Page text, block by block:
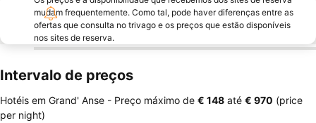
mudam frequentemente. Como tal, pode haver diferenças entre as
ofertas que consulta no trivago e os preços que estão disponíveis
nos sites de reserva.
Intervalo de preços
Hotéis em Grand' Anse - Preço máximo de ‎€ 148 até ‎€ 970 (price
per night)